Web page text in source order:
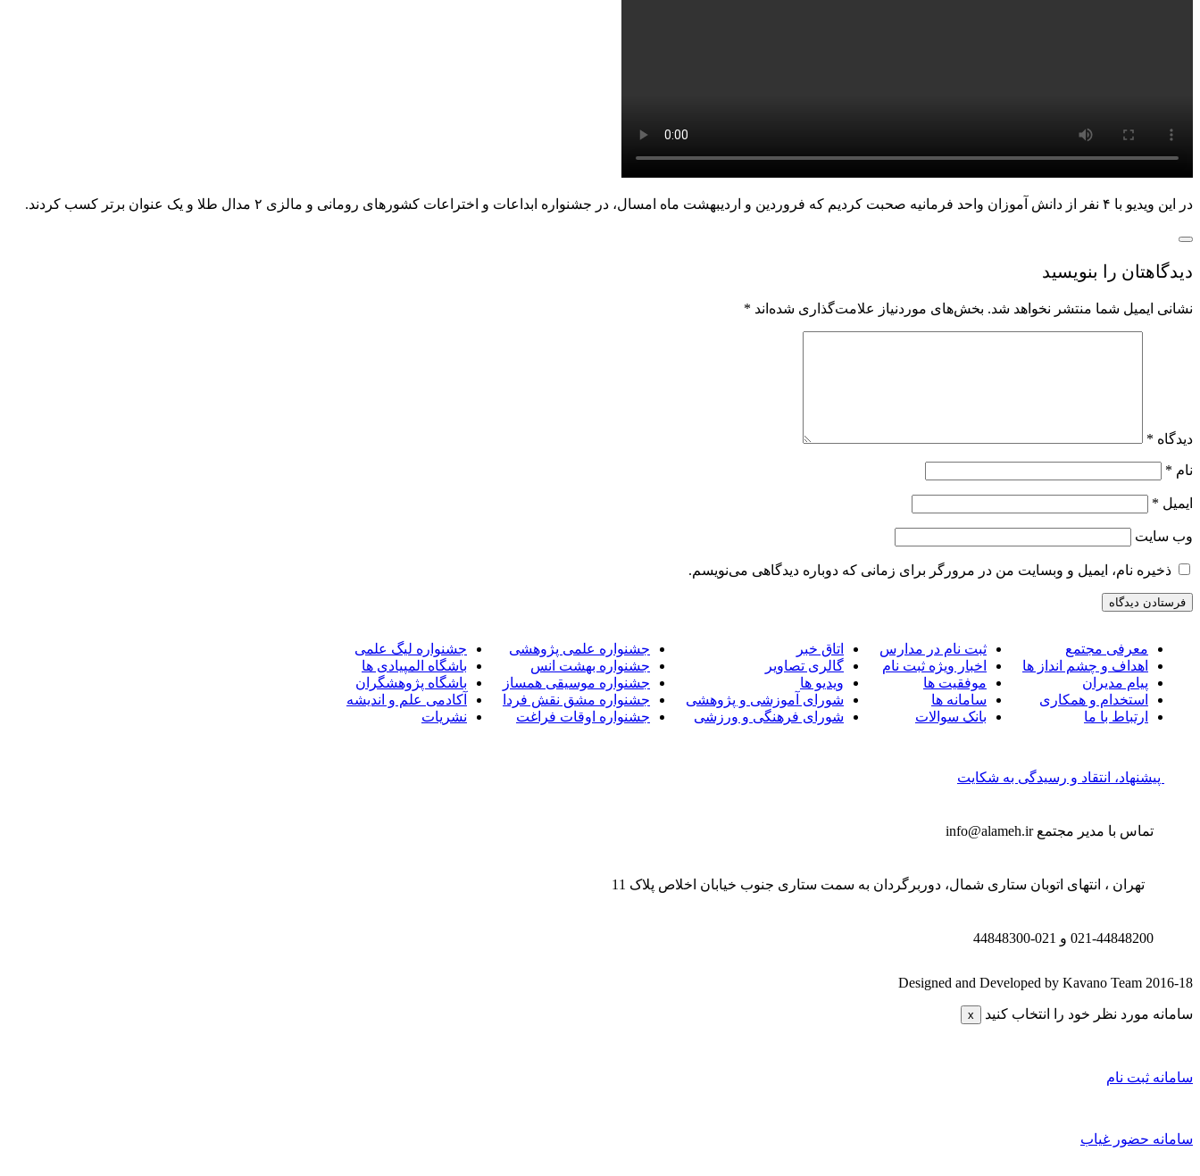
در این ویدیو با ۴ نفر از دانش آموزان واحد فرمانیه صحبت کردیم که فروردین و اردیبهشت ماه امسال، در جشنواره ابداعات و اختراعات کشورهای رومانی و مالزی ۲ مدال طلا و یک عنوان برتر کسب کردند.
دیدگاهتان را بنویسید
نشانی ایمیل شما منتشر نخواهد شد. بخش‌های موردنیاز علامت‌گذاری شده‌اند *
دیدگاه *
نام *
ایمیل *
وب‌ سایت
ذخیره نام، ایمیل و وبسایت من در مرورگر برای زمانی که دوباره دیدگاهی می‌نویسم.
معرفی مجتمع
اهداف و چشم انداز ها
پیام مدیران
استخدام و همکاری
ارتباط با ما
ثبت نام در مدارس
اخبار ویژه ثبت نام
موفقیت ها
سامانه ها
بانک سوالات
اتاق خبر
گالری تصاویر
ویدیو ها
شورای آموزشی و پژوهشی
شورای فرهنگی و ورزشی
جشنواره علمی پژوهشی
جشنواره بهشت انس
جشنواره موسیقی همساز
جشنواره مشق نقش فردا
جشنواره اوقات فراغت
جشنواره لیگ علمی
باشگاه المپیادی ها
باشگاه پژوهشگران
آکادمی علم و اندیشه
نشریات
پیشنهاد، انتقاد و رسیدگی به شکایت
تماس با مدیر مجتمعinfo@alameh.ir
تهران ، انتهای اتوبان ستاری شمال، دوربرگردان به سمت ستاری جنوب خیابان اخلاص پلاک 11
021-44848200 و 021-44848300
Designed and Developed by Kavano Team 2016-18
سامانه مورد نظر خود را انتخاب کنید x
سامانه ثبت نام
سامانه حضور غیاب